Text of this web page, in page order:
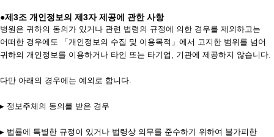
●제3조 개인정보의 제3자 제공에 관한 사항
병원은 귀하의 동의가 있거나 관련 법령의 규정에 의한 경우를 제외하고는
어떠한 경우에도 「개인정보의 수집 및 이용목적」에서 고지한 범위를 넘어
귀하의 개인정보를 이용하거나 타인 또는 타기업, 기관에 제공하지 않습니다.
다만 아래의 경우에는 예외로 합니다.
▸ 정보주체의 동의를 받은 경우
▸ 법률에 특별한 규정이 있거나 법령상 의무를 준수하기 위하여 불가피한